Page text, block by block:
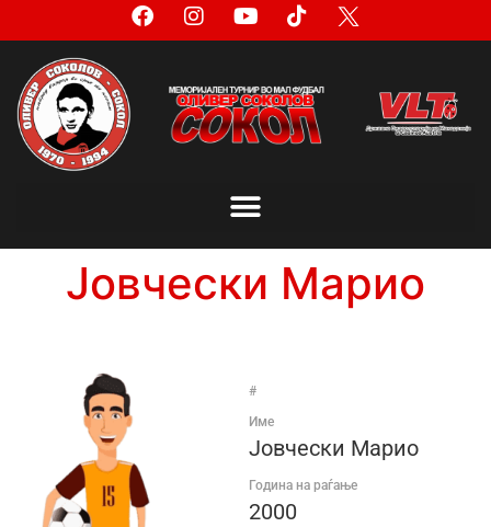
Јовчески Марио
#
Име
Јовчески Марио
Година на раѓање
2000